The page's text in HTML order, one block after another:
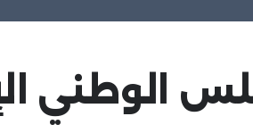
الوطني